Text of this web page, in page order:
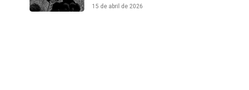
15 de abril de 2026